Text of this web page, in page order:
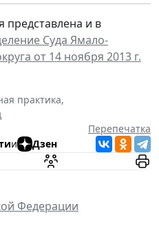
представлена и в
Суда Ямало-
от 14 ноября 2013 г.
практика,
Перепечатка
и Дзен
Федерации